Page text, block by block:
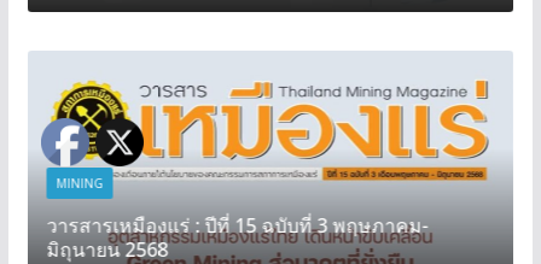
MINING
วารสารเหมืองแร่ : ปีที่ 15 ฉบับที่ 3 พฤษภาคม-
มิถุนายน 2568